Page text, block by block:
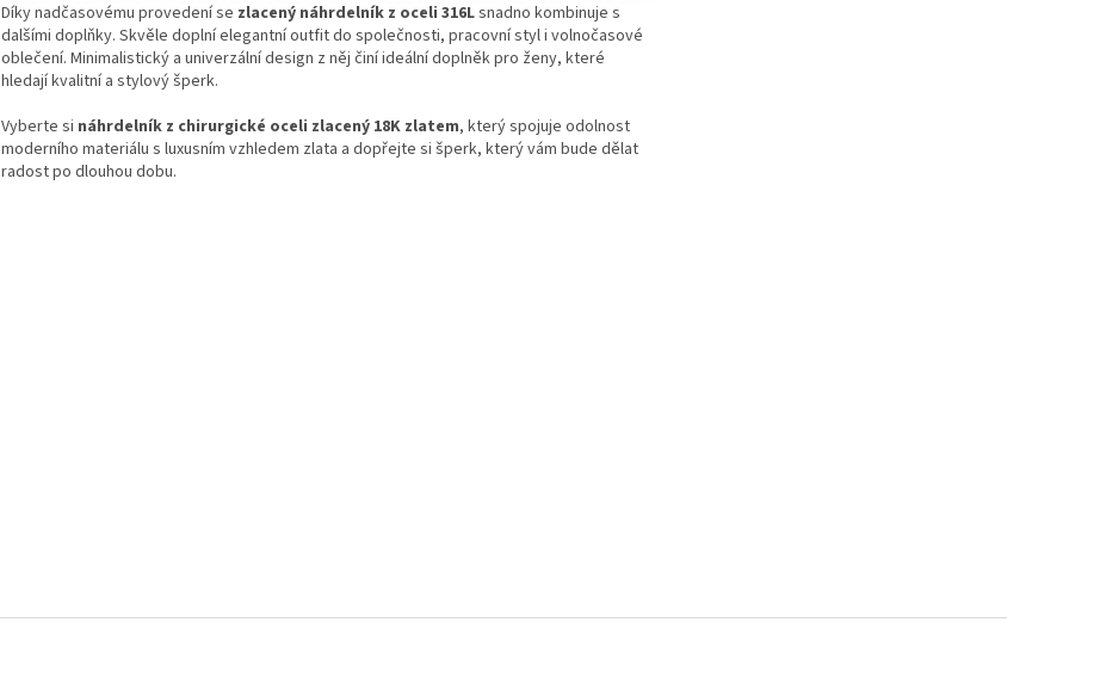
Díky nadčasovému provedení se zlacený náhrdelník z oceli 316Lsnadno kombinuje s
dalšími doplňky. Skvěle doplní elegantní outfit do společnosti, pracovní styl i volnočasové
oblečení. Minimalistický a univerzální design z něj činí ideální doplněk pro ženy, které
hledají kvalitní a stylový šperk.
Vyberte si náhrdelník z chirurgické oceli zlacený 18K zlatem, který spojuje odolnost
moderního materiálu s luxusním vzhledem zlata a dopřejte si šperk, který vám bude dělat
radost po dlouhou dobu.